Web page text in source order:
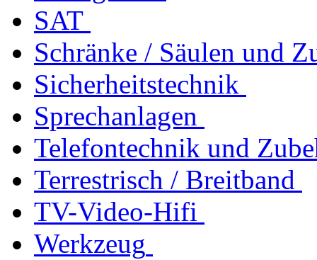
SAT
Schränke / Säulen und
Sicherheitstechnik
Sprechanlagen
Telefontechnik und
Terrestrisch / Breitband
TV-Video-Hifi
Werkzeug